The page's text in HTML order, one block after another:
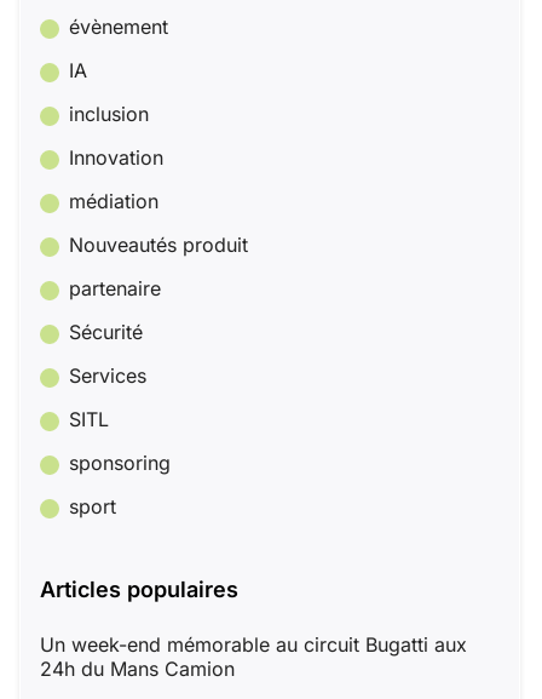
évènement
IA
inclusion
Innovation
médiation
Nouveautés produit
partenaire
Sécurité
Services
SITL
sponsoring
sport
Articles populaires
Un week-end mémorable au circuit Bugatti aux
24h du Mans Camion